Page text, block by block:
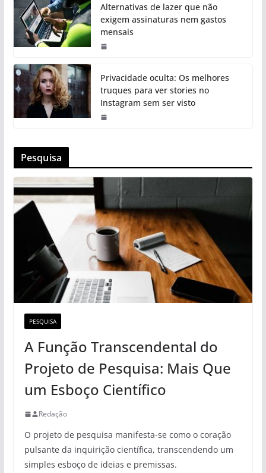
Alternativas de lazer que não
exigem assinaturas nem gastos
mensais
Privacidade oculta: Os melhores
truques para ver stories no
Instagram sem ser visto
Pesquisa
PESQUISA
A Função Transcendental do
Projeto de Pesquisa: Mais Que
um Esboço Científico
Redação
O projeto de pesquisa manifesta-se como o coração
pulsante da inquirição científica, transcendendo um
simples esboço de ideias e premissas.